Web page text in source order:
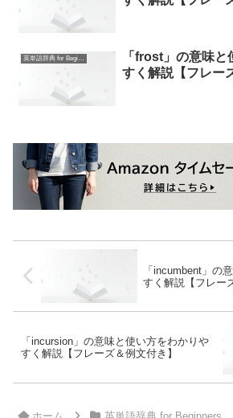
英単語辞典 for Beginners
「frost」の意味
すく解説【フレー
「incumbent」の
すく解説【フレー
「incursion」の意味と使い方をわかりや
すく解説【フレーズ＆例文付き】